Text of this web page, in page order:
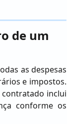
de um
as despesas
e impostos.
contratado inclui
conforme os